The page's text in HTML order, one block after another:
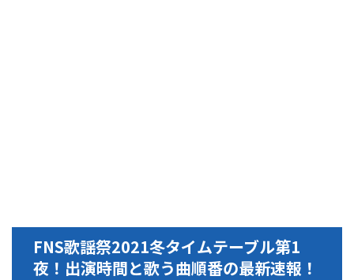
FNS歌謡祭2021冬タイムテーブル第1
夜！出演時間と歌う曲順番の最新速報！